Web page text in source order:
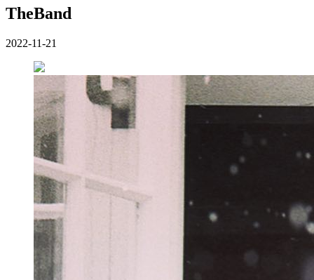
TheBand
2022-11-21